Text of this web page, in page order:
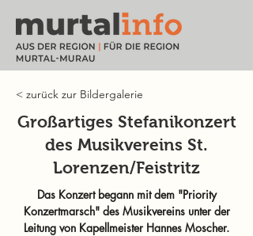
< zurück zur Bildergalerie
Großartiges Stefanikonzert
des Musikvereins St.
Lorenzen/Feistritz
Das Konzert begann mit dem "Priority
Konzertmarsch" des Musikvereins unter der
Leitung von Kapellmeister Hannes Moscher.